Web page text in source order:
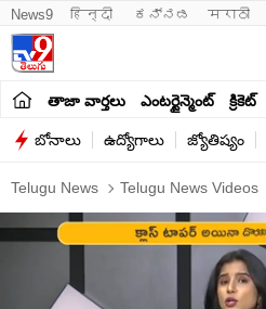
News9 हिन्दी ಕನ್ನಡ मराठी
తాజా వార్తలు ఎంటర్టైన్మెంట్ క్రికెట్
బోనాలు ఉద్యోగాలు జ్యోతిష్యం
Telugu News Telugu News Videos